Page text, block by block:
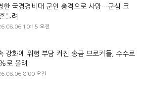
한 국경경비대 군인 총격으로 사망…군심 크
들려
10:15 오전
강화에 위험 부담 커진 송금 브로커들, 수수료
로 올려
8:00 오전